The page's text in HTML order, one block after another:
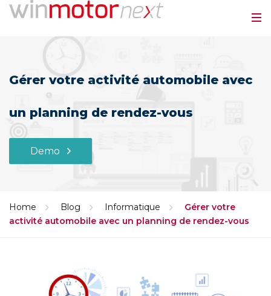
Gérer votre activité automobile avec
un planning de rendez-vous
Demo
Home Blog Informatique
Gérer votre
activité automobile avec un planning de rendez-vous